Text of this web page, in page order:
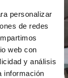
personalizar
de redes
web con
y análisis
información